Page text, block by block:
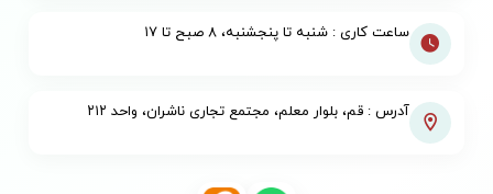
ساعت کاری : شنبه تا پنجشنبه، ۸ صبح تا ۱۷
آدرس : قم، بلوار معلم، مجتمع تجاری ناشران، واحد ۲۱۲